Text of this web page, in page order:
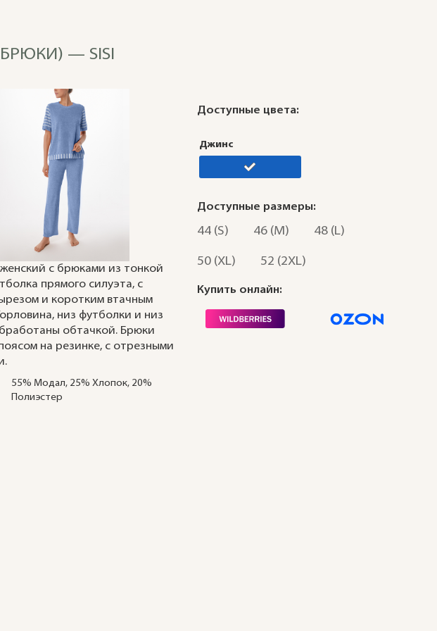
— SISI
с брюками из тонкой
прямого силуэта, с
и коротким втачным
низ футболки и низ
обтачкой. Брюки
на резинке, с отрезными
55% Модал, 25% Хлопок, 20%
Полиэстер
Доступные цвета:
Джинс
Доступные размеры:
44 (S) 46 (M) 48 (L)
50 (XL) 52 (2XL)
Купить онлайн: